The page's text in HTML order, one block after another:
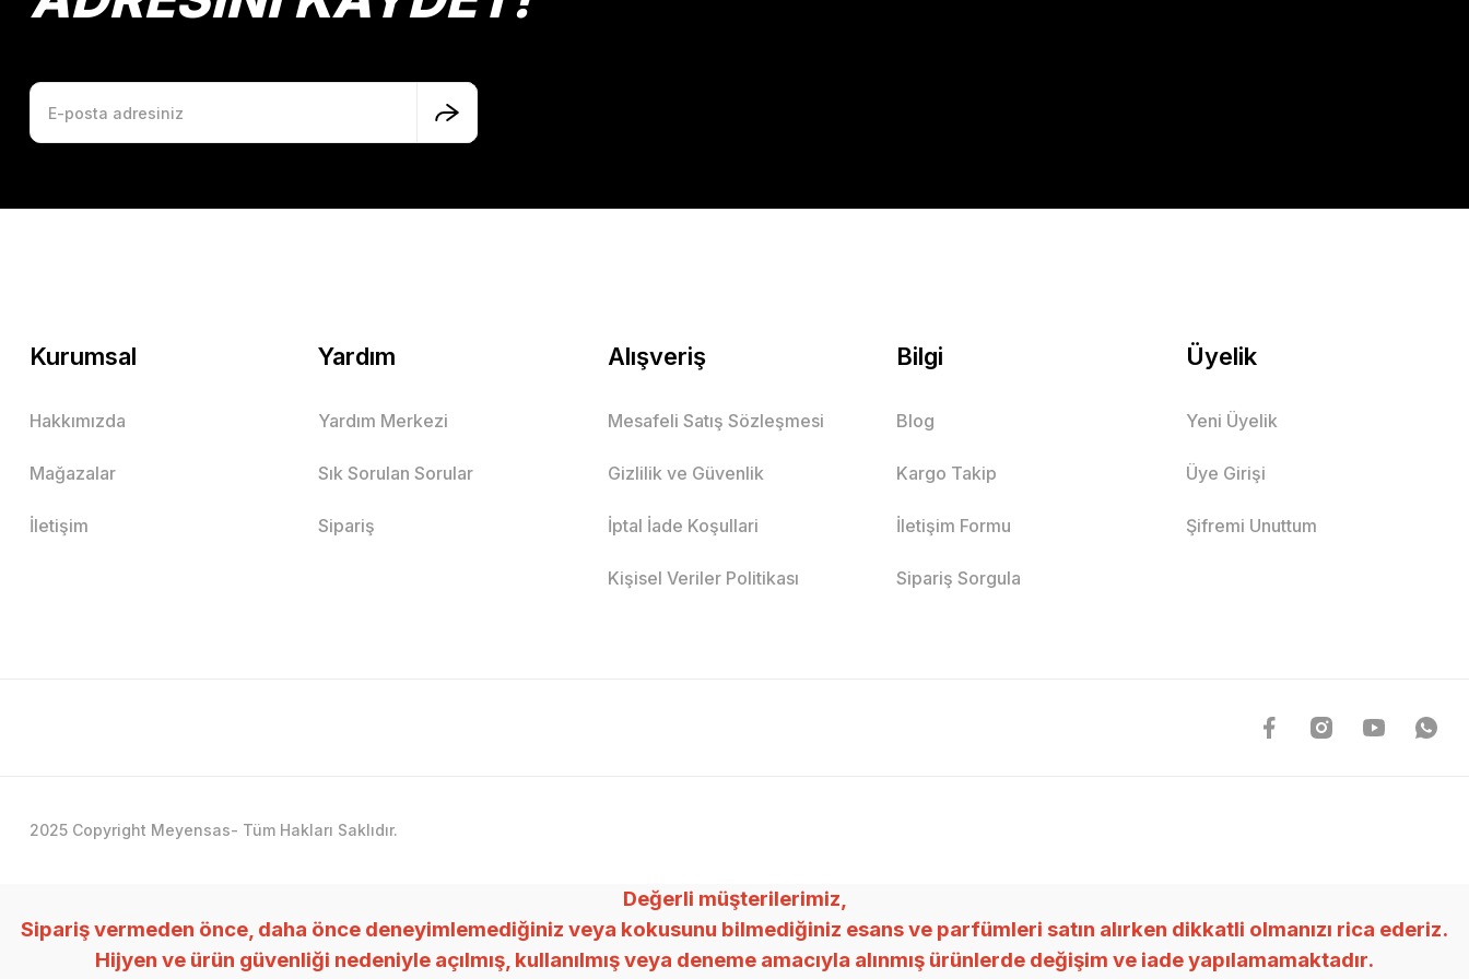
Kurumsal
Hakkımızda
Mağazalar
İletişim
Yardım
Yardım Merkezi
Sık Sorulan Sorular
Sipariş
Alışveriş
Mesafeli Satış Sözleşmesi
Gizlilik ve Güvenlik
İptal İade Koşullari
Kişisel Veriler Politikası
Bilgi
Blog
Kargo Takip
İletişim Formu
Sipariş Sorgula
Üyelik
Yeni Üyelik
Üye Girişi
Şifremi Unuttum
2025 Copyright Meyensas- Tüm Hakları Saklıdır.
Değerli müşterilerimiz,
Sipariş vermeden önce, daha önce deneyimlemediğiniz veya kokusunu bilmediğiniz esans ve parfümleri satın alırken dikkatli olmanızı rica ederiz.
Hijyen ve ürün güvenliği nedeniyle açılmış, kullanılmış veya deneme amacıyla alınmış ürünlerde değişim ve iade yapılamamaktadır.